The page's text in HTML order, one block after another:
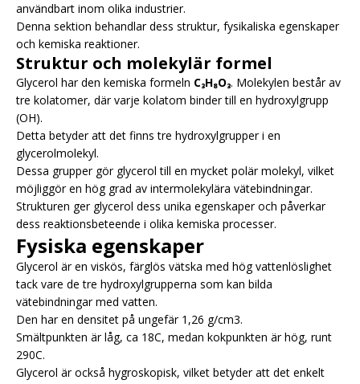
användbart inom olika industrier.
Denna sektion behandlar dess struktur, fysikaliska egenskaper
och kemiska reaktioner.
Struktur och molekylär formel
Glycerol har den kemiska formeln C₃H₈O₃. Molekylen består av
tre kolatomer, där varje kolatom binder till en hydroxylgrupp
(OH).
Detta betyder att det finns tre hydroxylgrupper i en
glycerolmolekyl.
Dessa grupper gör glycerol till en mycket polär molekyl, vilket
möjliggör en hög grad av intermolekylära vätebindningar.
Strukturen ger glycerol dess unika egenskaper och påverkar
dess reaktionsbeteende i olika kemiska processer.
Fysiska egenskaper
Glycerol är en viskös, färglös vätska med hög vattenlöslighet
tack vare de tre hydroxylgrupperna som kan bilda
vätebindningar med vatten.
Den har en densitet på ungefär 1,26 g/cm3.
Smältpunkten är låg, ca 18C, medan kokpunkten är hög, runt
290C.
Glycerol är också hygroskopisk, vilket betyder att det enkelt